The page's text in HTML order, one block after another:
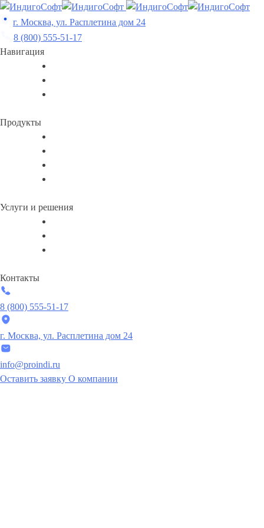
Skip
to
content
г. Москва, ул. Расплетина дом 24
8 (800) 555-51-17
Навигация
Продукты
Услуги и решения
Контакты
8 (800) 555-51-17
г. Москва, ул. Расплетина дом 24
info@proindi.ru
Оставить заявку О компании